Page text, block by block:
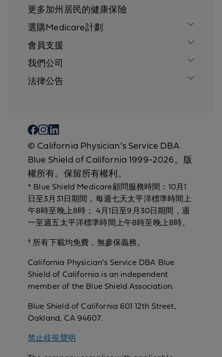
更多加州居民的健康保險
選購Medicare計劃
會員支援
我們公司
法律公告
© California Physician’s Service DBA
Blue Shield of California 1999-2026。版
權所有。保留所有權利。
* Blue Shield Medicare顧問服務時間：10月1
日至3月31日期間，每週七天太平洋標準時間上
午8時至晚上8時； 4月1日至9月30日期間，週
一至週五太平洋標準時間上午8時至晚上8時。
† 所有下載均免費，無參保義務。
California Physician’s Service DBA Blue
Shield of California is an independent
member of the Blue Shield Association.
Blue Shield of California 601 12th Street,
Oakland, CA 94607.
禁止歧視聲明